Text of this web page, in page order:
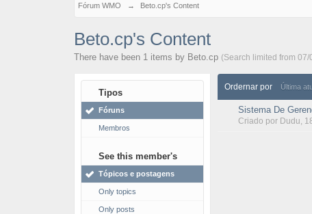
Fórum WMO → Beto.cp's Content
Beto.cp's Content
There have been 1 items by Beto.cp (Search limited from 07/
Tipos
Fóruns
Membros
See this member's
Tópicos e postagens
Only topics
Only posts
Ordernar por Última
Sistema De
Criado por Dudu,